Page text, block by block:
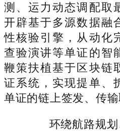
测、运力动态调配取
开辟基于多源数据融
性核验引擎，从动化
查验演讲等单证的智
鞭策扶植基于区块链
证系统，实现提单、
单证的链上签发、传输
环绕航路规划